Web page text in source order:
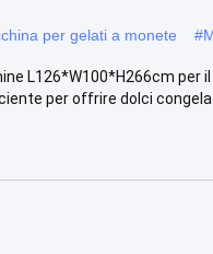
per gelati a monete #
L126*W100*H266cm
per offrire dolci congelati